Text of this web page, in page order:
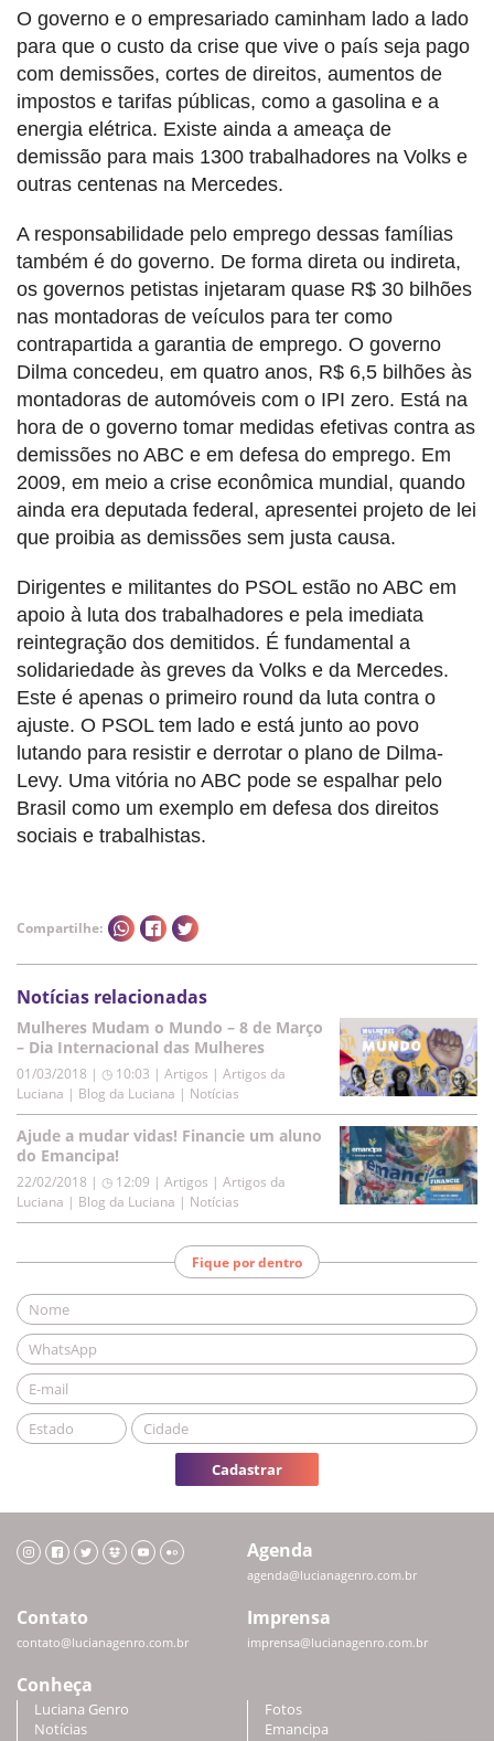
O governo e o empresariado caminham lado a lado
para que o custo da crise que vive o país seja pago
com demissões, cortes de direitos, aumentos de
impostos e tarifas públicas, como a gasolina e a
energia elétrica. Existe ainda a ameaça de
demissão para mais 1300 trabalhadores na Volks e
outras centenas na Mercedes.
A responsabilidade pelo emprego dessas famílias
também é do governo. De forma direta ou indireta,
os governos petistas injetaram quase R$ 30 bilhões
nas montadoras de veículos para ter como
contrapartida a garantia de emprego. O governo
Dilma concedeu, em quatro anos, R$ 6,5 bilhões às
montadoras de automóveis com o IPI zero. Está na
hora de o governo tomar medidas efetivas contra as
demissões no ABC e em defesa do emprego. Em
2009, em meio a crise econômica mundial, quando
ainda era deputada federal, apresentei projeto de lei
que proibia as demissões sem justa causa.
Dirigentes e militantes do PSOL estão no ABC em
apoio à luta dos trabalhadores e pela imediata
reintegração dos demitidos. É fundamental a
solidariedade às greves da Volks e da Mercedes.
Este é apenas o primeiro round da luta contra o
ajuste. O PSOL tem lado e está junto ao povo
lutando para resistir e derrotar o plano de Dilma-
Levy. Uma vitória no ABC pode se espalhar pelo
Brasil como um exemplo em defesa dos direitos
sociais e trabalhistas.
Compartilhe:
Notícias relacionadas
Mulheres Mudam o Mundo – 8 de Março
– Dia Internacional das Mulheres
01/03/2018 | ◷ 10:03 | Artigos | Artigos da
Luciana | Blog da Luciana | Notícias
Ajude a mudar vidas! Financie um aluno
do Emancipa!
22/02/2018 | ◷ 12:09 | Artigos | Artigos da
Luciana | Blog da Luciana | Notícias
Fique por dentro
Cadastrar
Agenda
agenda@lucianagenro.com.br
Contato
contato@lucianagenro.com.br
Imprensa
imprensa@lucianagenro.com.br
Conheça
Luciana Genro
Notícias
Fotos
Emancipa